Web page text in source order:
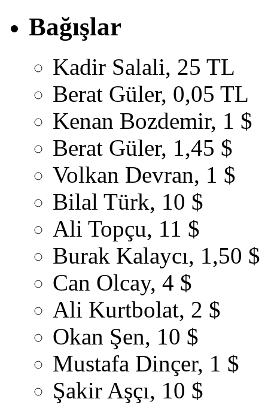
Bağışlar
Kadir Salali, 25 TL
Berat Güler, 0,05 TL
Kenan Bozdemir, 1 $
Berat Güler, 1,45 $
Volkan Devran, 1 $
Bilal Türk, 10 $
Ali Topçu, 11 $
Burak Kalaycı, 1,50 $
Can Olcay, 4 $
Ali Kurtbolat, 2 $
Okan Şen, 10 $
Mustafa Dinçer, 1 $
Şakir Aşçı, 10 $